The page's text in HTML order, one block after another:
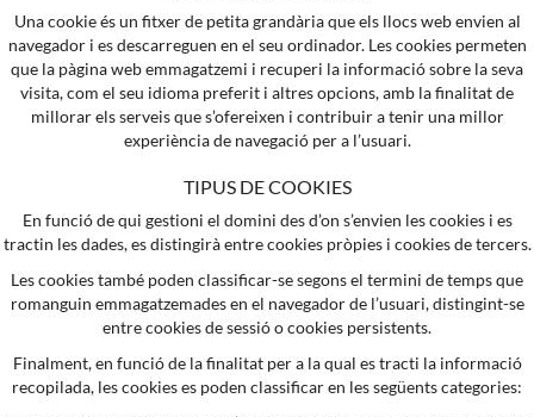
Una cookie és un fitxer de petita grandària que els llocs web envien al
navegador i es descarreguen en el seu ordinador. Les cookies permeten
que la pàgina web emmagatzemi i recuperi la informació sobre la seva
visita, com el seu idioma preferit i altres opcions, amb la finalitat de
millorar els serveis que s’ofereixen i contribuir a tenir una millor
experiència de navegació per a l’usuari.
TIPUS DE COOKIES
En funció de qui gestioni el domini des d’on s’envien les cookies i es
tractin les dades, es distingirà entre cookies pròpies i cookies de tercers.
Les cookies també poden classificar-se segons el termini de temps que
romanguin emmagatzemades en el navegador de l’usuari, distingint-se
entre cookies de sessió o cookies persistents.
Finalment, en funció de la finalitat per a la qual es tracti la informació
recopilada, les cookies es poden classificar en les següents categories: